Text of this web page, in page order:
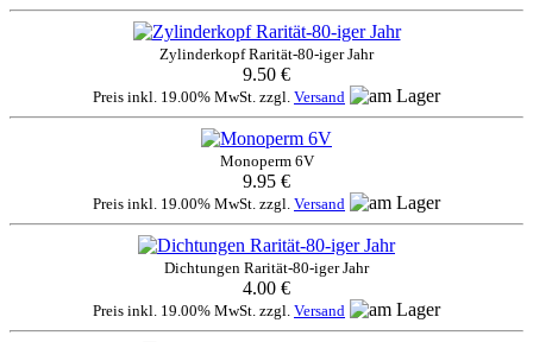
Zylinderkopf Rarität-80-iger Jahr
9.50 €
Preis inkl. 19.00% MwSt. zzgl. Versand
Monoperm 6V
9.95 €
Preis inkl. 19.00% MwSt. zzgl. Versand
Dichtungen Rarität-80-iger Jahr
4.00 €
Preis inkl. 19.00% MwSt. zzgl. Versand